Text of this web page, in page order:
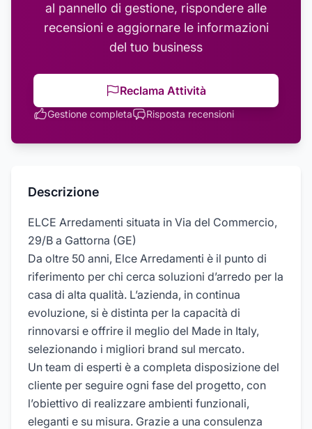
al pannello di gestione, rispondere alle
recensioni e aggiornare le informazioni
del tuo business
Reclama Attività
Gestione completa Risposta recensioni
Descrizione
ELCE Arredamenti situata in Via del Commercio,
29/B a Gattorna (GE)
Da oltre 50 anni, Elce Arredamenti è il punto di
riferimento per chi cerca soluzioni d’arredo per la
casa di alta qualità. L’azienda, in continua
evoluzione, si è distinta per la capacità di
rinnovarsi e offrire il meglio del Made in Italy,
selezionando i migliori brand sul mercato.
Un team di esperti è a completa disposizione del
cliente per seguire ogni fase del progetto, con
l’obiettivo di realizzare ambienti funzionali,
eleganti e su misura. Grazie a una consulenza